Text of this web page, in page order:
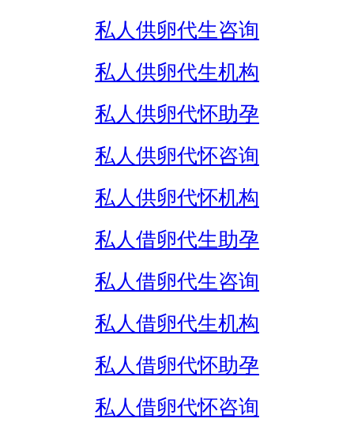
私人供卵代生咨询
私人供卵代生机构
私人供卵代怀助孕
私人供卵代怀咨询
私人供卵代怀机构
私人借卵代生助孕
私人借卵代生咨询
私人借卵代生机构
私人借卵代怀助孕
私人借卵代怀咨询